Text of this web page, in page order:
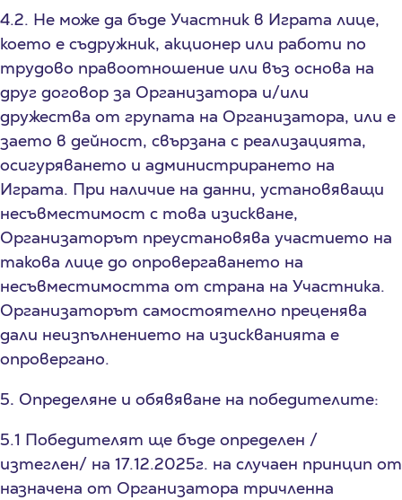
4.2. Не може да бъде Участник в Играта лице,
което е съдружник, акционер или работи по
трудово правоотношение или въз основа на
друг договор за Организатора и/или
дружества от групата на Организатора, или е
заето в дейност, свързана с реализацията,
осигуряването и администрирането на
Играта. При наличие на данни, установяващи
несъвместимост с това изискване,
Организаторът преустановява участието на
такова лице до опровергаването на
несъвместимостта от страна на Участника.
Организаторът самостоятелно преценява
дали неизпълнението на изискванията е
опровергано.
5. Определяне и обявяване на победителите:
5.1 Победителят ще бъде определен /
изтеглен/ на 17.12.2025г. на случаен принцип от
назначена от Организатора тричленна